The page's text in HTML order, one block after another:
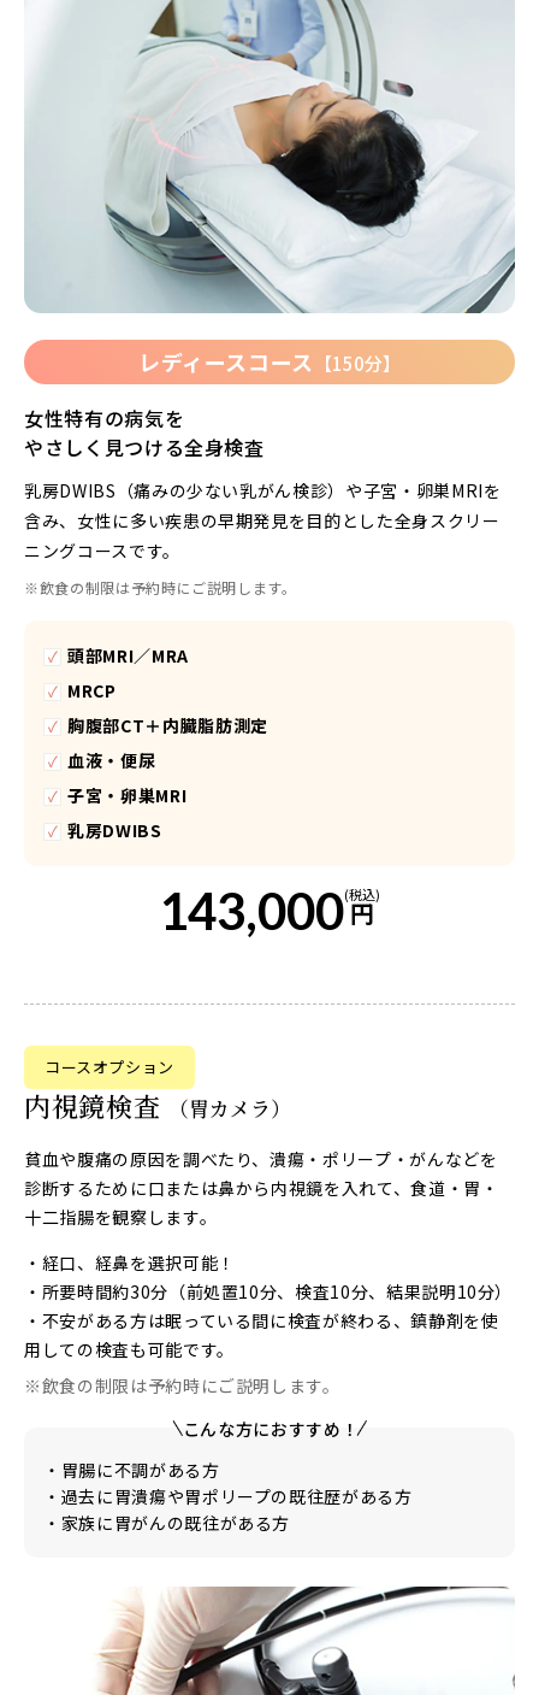
レディースコース 【150分】
女性特有の病気を
やさしく見つける全身検査
乳房DWIBS（痛みの少ない乳がん検診）や子宮・卵巣MRIを
含み、女性に多い疾患の早期発見を目的とした全身スクリー
ニングコースです。
※飲食の制限は予約時にご説明します。
頭部MRI／MRA
MRCP
胸腹部CT＋内臓脂肪測定
血液・便尿
子宮・卵巣MRI
乳房DWIBS
143,000(税込)
円
コースオプション
内視鏡検査 （胃カメラ）
貧血や腹痛の原因を調べたり、潰瘍・ポリープ・がんなどを
診断するために口または鼻から内視鏡を入れて、食道・胃・
十二指腸を観察します。
・経口、経鼻を選択可能！
・所要時間約30分（前処置10分、検査10分、結果説明10分）
・不安がある方は眠っている間に検査が終わる、鎮静剤を使
用しての検査も可能です。
※飲食の制限は予約時にご説明します。
こんな方におすすめ！
・胃腸に不調がある方
・過去に胃潰瘍や胃ポリープの既往歴がある方
・家族に胃がんの既往がある方